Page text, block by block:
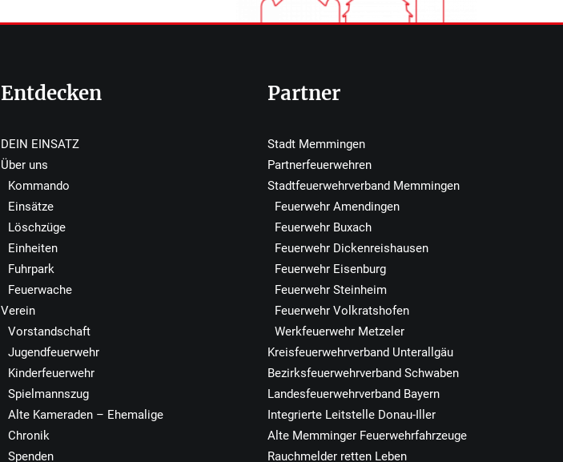
Entdecken
DEIN EINSATZ
Über uns
Kommando
Einsätze
Löschzüge
Einheiten
Fuhrpark
Feuerwache
Verein
Vorstandschaft
Jugendfeuerwehr
Kinderfeuerwehr
Spielmannszug
Alte Kameraden – Ehemalige
Chronik
Spenden
Partner
Stadt Memmingen
Partnerfeuerwehren
Stadtfeuerwehrverband Memmingen
Feuerwehr Amendingen
Feuerwehr Buxach
Feuerwehr Dickenreishausen
Feuerwehr Eisenburg
Feuerwehr Steinheim
Feuerwehr Volkratshofen
Werkfeuerwehr Metzeler
Kreisfeuerwehrverband Unterallgäu
Bezirksfeuerwehrverband Schwaben
Landesfeuerwehrverband Bayern
Integrierte Leitstelle Donau-Iller
Alte Memminger Feuerwehrfahrzeuge
Rauchmelder retten Leben